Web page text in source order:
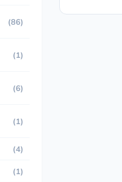
(86)
(1)
(6)
(1)
(4)
(1)